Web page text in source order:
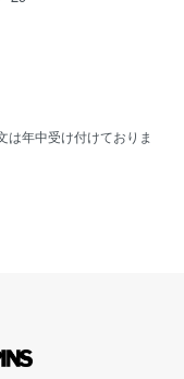
ておりま